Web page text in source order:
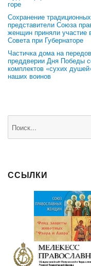
горе
Сохранение
представители Союза
женщин приняли участие
Совета при Губернаторе
Частичка дома на
преддверии Дня Победы
комплектов «сухих
наших воинов
ССЫЛКИ